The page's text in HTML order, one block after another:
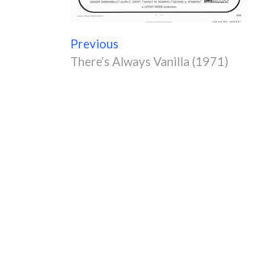
N
a
Previous
r
There’s Always Vanilla (1971)